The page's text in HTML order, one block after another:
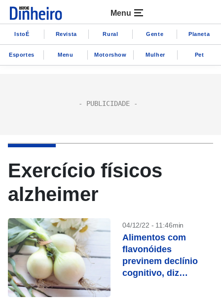
Menu
IstoÉ Revista Rural Gente Planeta
Esportes Menu Motorshow Mulher Pet
Exercício físicos
alzheimer
04/12/22 - 11:46min
Alimentos com
flavonóides
previnem declínio
cognitivo, diz